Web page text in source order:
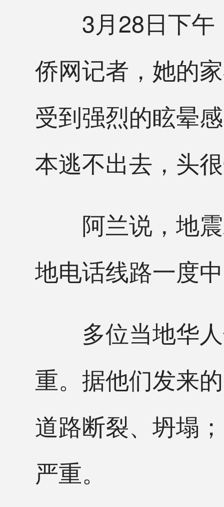
3月28日下午
侨网记者，她的
受到强烈的眩晕
本逃不出去，头
阿兰说，地震
地电话线路一度
多位当地华人
重。据他们发来
道路断裂、坍塌
严重。